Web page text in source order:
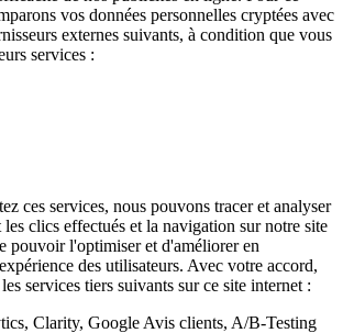
vos données personnelles cryptées avec
externes suivants, à condition que vous
services :
ces services, nous pouvons tracer et analyser
les clics effectués et la navigation sur notre site
pouvoir l'optimiser et d'améliorer en
des utilisateurs. Avec votre accord,
services tiers suivants sur ce site internet :
Clarity, Google Avis clients, A/B-Testing